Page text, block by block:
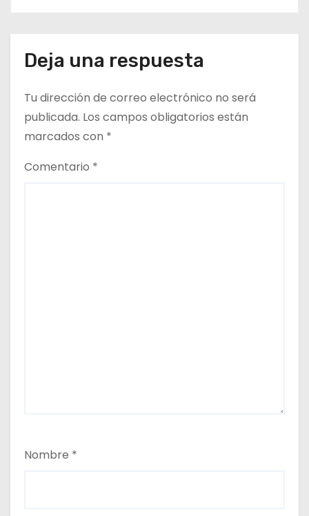
Deja una respuesta
Tu dirección de correo electrónico no será
publicada. Los campos obligatorios están
marcados con *
Comentario *
Nombre *